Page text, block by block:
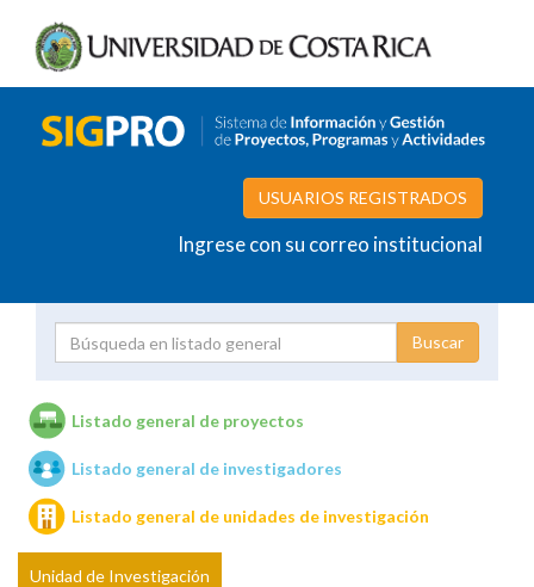
USUARIOS REGISTRADOS
Ingrese con su correo institucional
Unidades de investigación
Listado general de proyectos
Listado general de investigadores
Listado general de unidades de investigación
Unidad de Investigación